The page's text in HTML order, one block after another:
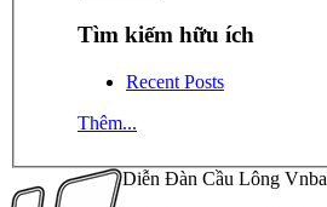
Tìm kiếm hữu ích
Recent Posts
Thêm...
Diễn Đàn Cầu Lông